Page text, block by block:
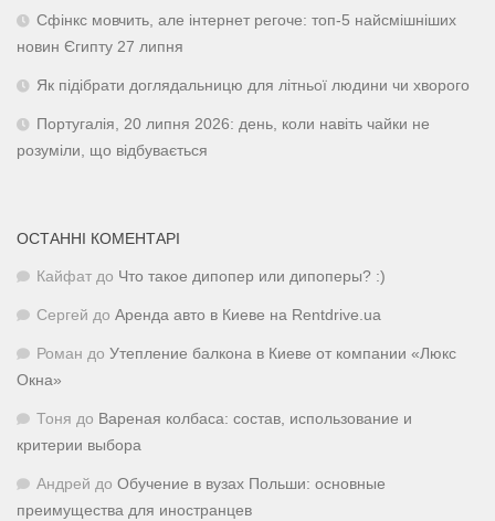
Сфінкс мовчить, але інтернет регоче: топ-5 найсмішніших
новин Єгипту 27 липня
Як підібрати доглядальницю для літньої людини чи хворого
Португалія, 20 липня 2026: день, коли навіть чайки не
розуміли, що відбувається
ОСТАННІ КОМЕНТАРІ
Кайфат до Что такое дипопер или дипоперы? :)
Сергей до Аренда авто в Киеве на Rentdrive.ua
Роман до Утепление балкона в Киеве от компании «Люкс
Окна»
Тоня до Вареная колбаса: состав, использование и
критерии выбора
Андрей до Обучение в вузах Польши: основные
преимущества для иностранцев